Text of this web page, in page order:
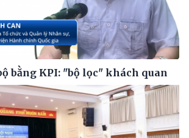
bằng KPI: "bộ lọc" khách quan